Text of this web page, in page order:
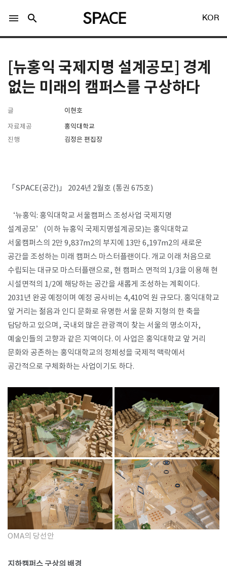
SPACE 소개
공지사항
기사문의
광고문의
Contact
menu search KOR
[뉴홍익 국제지명 설계공모] 경계
없는 미래의 캠퍼스를 구상하다
글 이현호
자료제공
홍익대학교
진행
김정은 편집장
「SPACE(공간)」 2024년 2월호 (통권 675호)
‘뉴홍익: 홍익대학교 서울캠퍼스 조성사업 국제지명
설계공모’(이하 뉴홍익 국제지명설계공모)는 홍익대학교
서울캠퍼스의 2만 9,837m2의 부지에 13만 6,197m2의 새로운
공간을 조성하는 미래 캠퍼스 마스터플랜이다. 개교 이래 처음으로
수립되는 대규모 마스터플랜으로, 현 캠퍼스 면적의 1/3을 이용해 현
시설면적의 1/2에 해당하는 공간을 새롭게 조성하는 계획이다.
2031년 완공 예정이며 예정 공사비는 4,410억 원 규모다. 홍익대학교
앞 거리는 젊음과 인디 문화로 유명한 서울 문화 지형의 한 축을
담당하고 있으며, 국내외 많은 관광객이 찾는 서울의 명소이자,
예술인들의 고향과 같은 지역이다. 이 사업은 홍익대학교 앞 거리
문화와 공존하는 홍익대학교의 정체성을 국제적 맥락에서
공간적으로 구체화하는 사업이기도 하다.
OMA의 당선안
지하캠퍼스 구상의 배경